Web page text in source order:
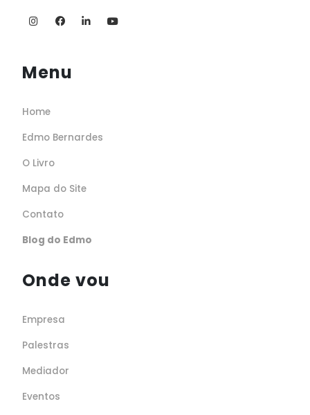
Menu
Home
Edmo Bernardes
O Livro
Mapa do Site
Contato
Blog do Edmo
Onde vou
Empresa
Palestras
Mediador
Eventos